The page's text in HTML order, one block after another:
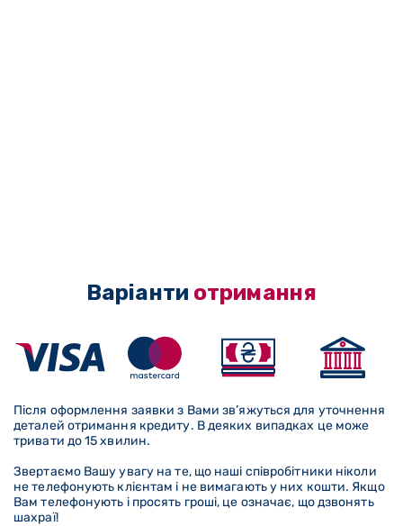
Варіанти отримання
Після оформлення заявки з Вами зв’яжуться для уточнення
деталей отримання кредиту. В деяких випадках це може
тривати до 15 хвилин.
Звертаємо Вашу увагу на те, що наші співробітники ніколи
не телефонують клієнтам і не вимагають у них кошти. Якщо
Вам телефонують і просять гроші, це означає, що дзвонять
шахраї!